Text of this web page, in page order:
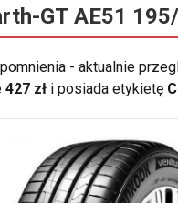
GT AE51
- aktualnie
427 złi posiada etykietę